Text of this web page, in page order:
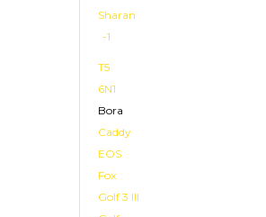
Sharan
-1
T5
6N1
Bora
Caddy
EOS
Fox
Golf 3 III